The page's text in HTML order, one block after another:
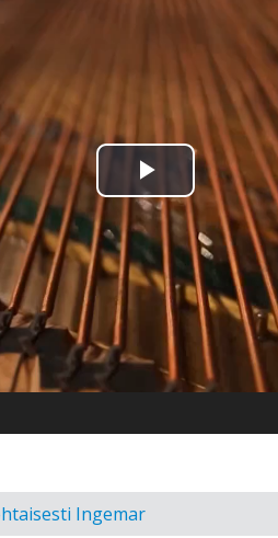
Toista
Video
Ingemar